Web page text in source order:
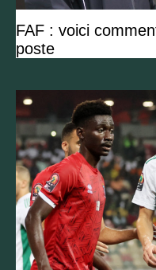
FAF : voici
poste